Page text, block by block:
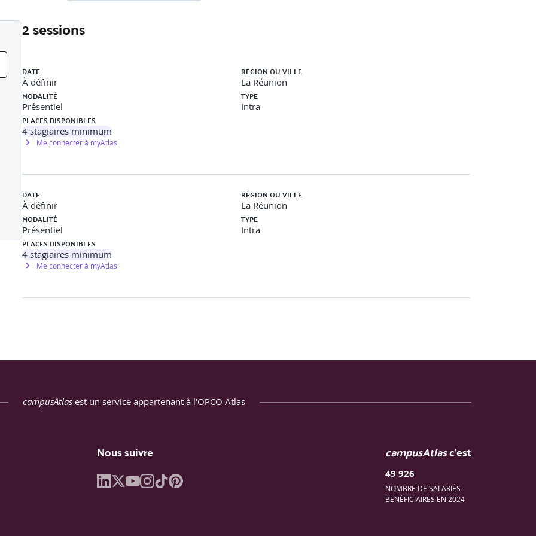
et Renforcer ses actions
et jurisprudentielles
sujet
sur les démarches déjà mises en place
2 sessions
DATE
À définir
RÉGION OU VILLE
La Réunion
MODALITÉ
Présentiel
TYPE
Intra
PLACES DISPONIBLES
4stagiaires minimum
Me connecter à myAtlas
DATE
À définir
RÉGION OU VILLE
La Réunion
MODALITÉ
Présentiel
TYPE
Intra
PLACES DISPONIBLES
4stagiaires minimum
Me connecter à myAtlas
campusAtlas est un service appartenant à l'OPCO Atlas
Nous suivre campusAtlasc'est
49 926
NOMBRE DE SALARIÉS
BÉNÉFICIAIRES EN 2024